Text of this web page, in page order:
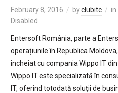
February 8, 2016 byclubitc in
Disabled
Entersoft România, parte a
operațiunile în Republica
încheiat cu compania Wippo IT
Wippo IT este specializată în
IT, oferind totodată soluții de